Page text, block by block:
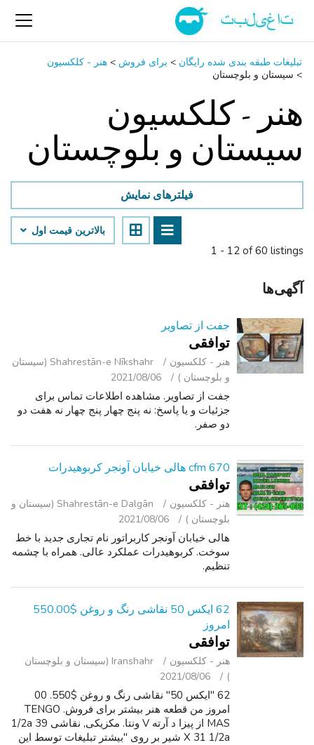
تبلیغات طبقه بندی شده رایگان > برای فروش > هنر - کلکسیون
> سیستان و بلوچستان
هنر - کلکسیون
سیستان و بلوچستان
1 - 12 of 60 listings
فیلترهای نمایش
بالاترین قیمت اول
آگهی‌ها
جفت از تصاویر
توافقی
هنر - کلکسیون
Shahrestān-e Nīkshahr (سیستان
و بلوچستان )
2021/08/06
جفت از تصاویر. مشاهده اطلاعات تماس برای
جزئیات و یا پاسخ: نه پنج چهار پنج چهار نه هفت دو
دو صفر.
670 cfm هالی خیابان آونجر کربوهیدرات
توافقی
هنر - کلکسیون
Shahrestān-e Dalgān (سیستان و
بلوچستان )
2021/08/06
هالی خیابان آونجر کاربراتور نام تجاری جدید با خط
سوخت. کربوهیدرات عملکرد عالی. همراه با چشمه
تنظیم.
62 ایکس 50 نقاشی رنگ و روغن $550.00
امروز
توافقی
هنر - کلکسیون
Iranshahr (سیستان و بلوچستان
)
2021/08/06
62 "ایکس 50" نقاشی رنگ و روغن $550. 00
امروز من قطعه هنر بیشتر برای فروش. TENGO
MAS از پیزا د آرته V ونتا. مکزیکی, نقاشی 39 1/2a
X 31 1/2a شیر بر روی "بیشتر تبلیغات توسط این